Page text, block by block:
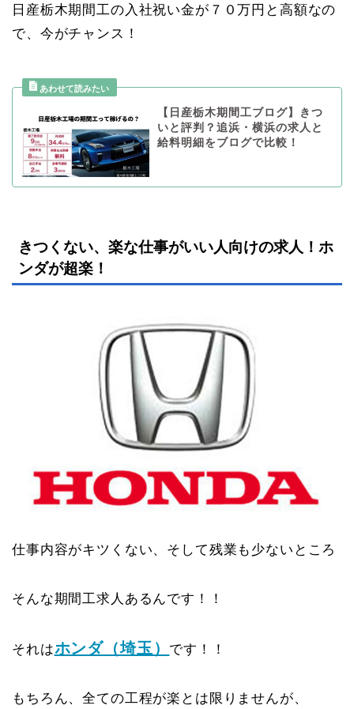
日産栃木期間工の入社祝い金が７０万円と高額なの
で、今がチャンス！
【日産栃木期間工ブログ】きつ
いと評判？追浜・横浜の求人と
給料明細をブログで比較！
きつくない、楽な仕事がいい人向けの求人！ホ
ンダが超楽！
仕事内容がキツくない、そして残業も少ないところ
そんな期間工求人あるんです！！
それはホンダ（埼玉） です！！
もちろん、全ての工程が楽とは限りませんが、